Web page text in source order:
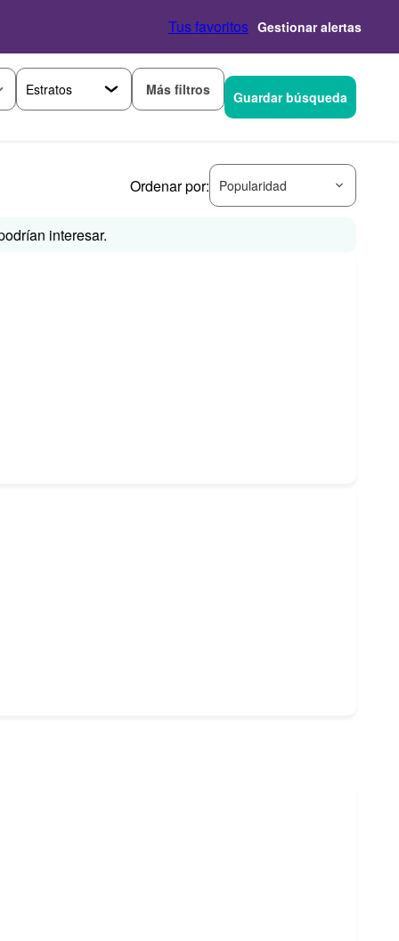
Tus favoritos Gestionar alertas
Más filtros Guardar búsqueda
Ordenar por: Popularidad
interesar.